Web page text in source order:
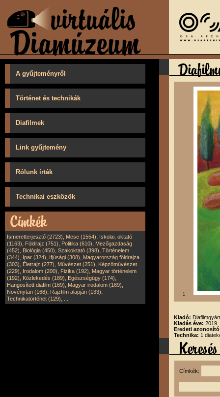
A gyűjteményről
Történet és technikák
Diafilmek
Link gyűjtemény
Rólunk írták
Technikai eszközök
Ismeretterjesztő (2723), Mese (1554), Iskolai, oktató
(1163), Földrajz (751), Politika (610), Mezőgazdaság
(452), Biológia (450), Szakoktató (398), Történelem
(344), Ipar (324), Ifjúsági (308), Magyarország földrajza
(303), Életrajz (277), Művészet (251), Képzőművészet
(229), Irodalom (200), Fizika (192), Magyar történelem
(192), Közlekedés (189), Egészségügy (174),
Hangosított diafilm (169), Magyar irodalom (169),
Növénytan (168), Rajzfilm alapján (133),
Technikatörténet (129),
1
Kiadó:
Kiadás éve: 2019
Eredeti
Technika: 1
Címkék: